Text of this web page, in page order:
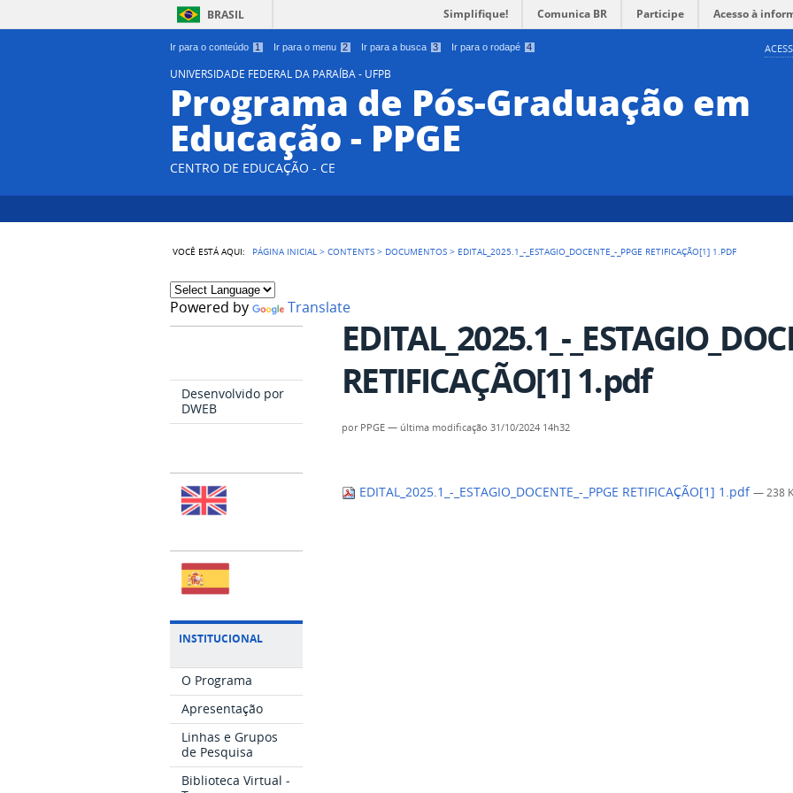
Ir para o conteúdo 1 Ir para o menu 2 Ir para a busca 3 Ir para o rodapé 4
BRASIL Simplifique! Comunica BR Participe Acesso à
UNIVERSIDADE FEDERAL DA PARAÍBA - UFPB
Programa de Pós-Graduação em
Educação - PPGE
CENTRO DE EDUCAÇÃO - CE
VOCÊ ESTÁ AQUI: PÁGINA INICIAL >CONTENTS > DOCUMENTOS > EDITAL_2025.1_-_ESTAGIO_DOCENTE_-_PPGE RETIFICAÇÃO[1] 1.PDF
Powered by Translate
Desenvolvido por
DWEB
INSTITUCIONAL
O Programa
Apresentação
Linhas e Grupos
de Pesquisa
Biblioteca Virtual -
EDITAL_2025.1_-
RETIFICAÇÃO[1] 1.pdf
por PPGE — última modificação 31/10/2024 14h32
EDITAL_2025.1_-_ESTAGIO_DOCENTE_-_PPGE RETIFICAÇÃO[1] 1.pdf— 238